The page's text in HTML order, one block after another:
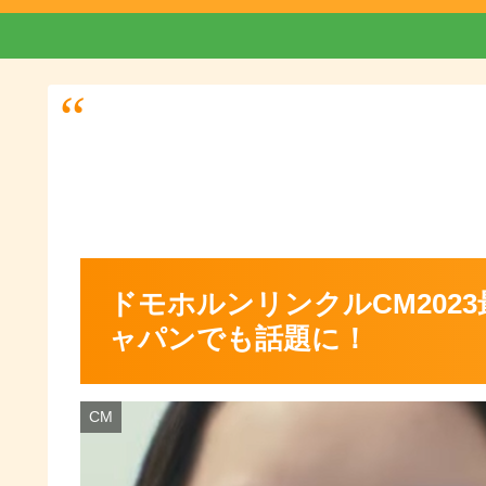
ドモホルンリンクル
ャパンでも話題に！
CM